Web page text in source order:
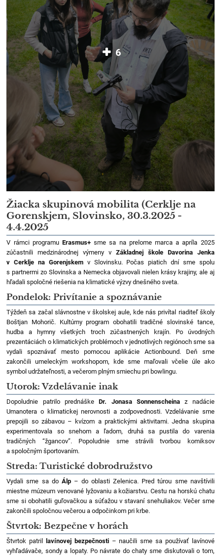
6
Žiacka skupinová mobilita (Cerklje na
Gorenskjem, Slovinsko, 30.3.2025 -
4.4.2025
V rámci programu Erasmus+sme sa na prelome marca a apríla 2025
zúčastnili medzinárodnej výmeny v Základnej škole Davorina Jenka
v Cerklje na Gorenjskemv Slovinsku. Počas piatich dní sme spolu
s partnermi zo Slovinska a Nemecka objavovali nielen krásy krajiny, ale aj
hľadali spoločné riešenia na klimatické výzvy dnešného sveta.
Pondelok: Privítanie a spoznávanie
Týždeň sa začal slávnostne v školskej aule, kde nás privítal riaditeľ školy
Boštjan Mohorič. Kultúrny program obohatili tradičné slovinské tance,
hudba a hymny všetkých troch zúčastnených krajín. Po úvodných
prezentáciách o klimatických problémoch v jednotlivých regiónoch sme sa
vydali spoznávať mesto pomocou aplikácie Actionbound. Deň sme
zakončili umeleckým workshopom, kde sme maľovali včelie úle ako
symbol udržateľnosti, a večerom plným smiechu pri bowlingu.
Utorok: Vzdelávanie inak
Dopoludnie patrilo prednáškeDr. Jonasa Sonnenscheina z nadácie
Umanotera o klimatickej nerovnosti a zodpovednosti. Vzdelávanie sme
prepojili so zábavou – kvízom a praktickými aktivitami. Jedna skupina
experimentovala so snehom a ľadom, druhá sa pustila do varenia
tradičných “žgancov”. Popoludnie sme strávili tvorbou komiksov
a spoločným športovaním.
Streda: Turistické dobrodružstvo
Vydali sme sa do Álp– do oblasti Zelenica. Pred túrou sme navštívili
miestne múzeum venované lyžovaniu a kožiarstvu. Cestu na horskú chatu
sme si obohatili guľovačkou a súťažou v stavaní snehuliakov. Večer sme
zakončili spoločnou večerou a odpočinkom pri krbe.
Štvrtok: Bezpečne v horách
Štvrtok patril lavínovej bezpečnosti– naučili sme sa používať lavínové
vyhľadávače, sondy a lopaty. Po návrate do chaty sme diskutovali o tom,